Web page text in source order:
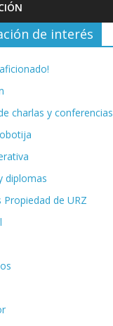
de interés
charlas y conferencias
diplomas
Propiedad de URZ